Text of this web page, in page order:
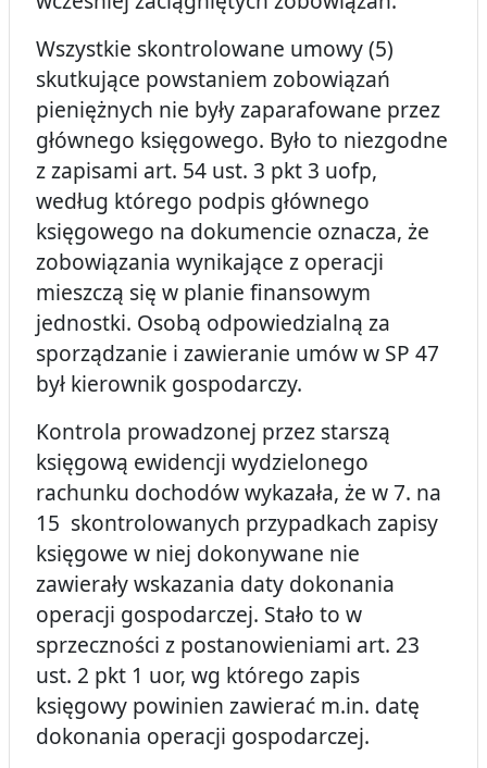
Wszystkie skontrolowane umowy (5)
skutkujące powstaniem zobowiązań
pieniężnych nie były zaparafowane przez
głównego księgowego. Było to niezgodne
z zapisami art. 54 ust. 3 pkt 3 uofp,
według którego podpis głównego
księgowego na dokumencie oznacza, że
zobowiązania wynikające z operacji
mieszczą się w planie finansowym
jednostki. Osobą odpowiedzialną za
sporządzanie i zawieranie umów w SP 47
był kierownik gospodarczy.
Kontrola prowadzonej przez starszą
księgową ewidencji wydzielonego
rachunku dochodów wykazała, że w 7. na
15 skontrolowanych przypadkach zapisy
księgowe w niej dokonywane nie
zawierały wskazania daty dokonania
operacji gospodarczej. Stało to w
sprzeczności z postanowieniami art. 23
ust. 2 pkt 1 uor, wg którego zapis
księgowy powinien zawierać m.in. datę
dokonania operacji gospodarczej.